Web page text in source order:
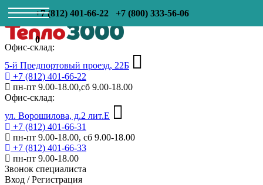
+7 (812) 401-66-22 +7 (800) 333-56-06
0
Офис-склад:
5-й Предпортовый проезд, 22Б
+7 (812) 401-66-22
пн-пт 9.00-18.00,сб 9.00-18.00
Офис-склад:
ул. Ворошилова, д.2 лит.Е
+7 (812) 401-66-31
пн-пт 9.00-18.00, сб 9.00-18.00
+7 (812) 401-66-33
пн-пт 9.00-18.00
Звонок специалиста
Вход /Регистрация